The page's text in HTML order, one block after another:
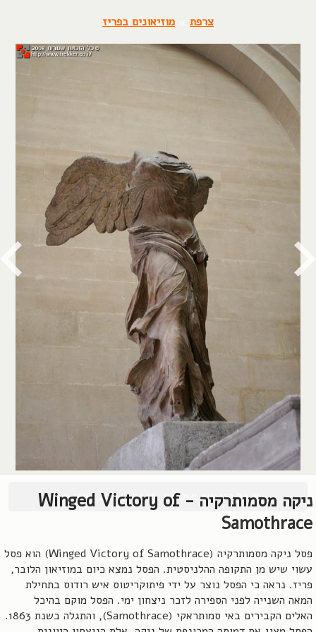
צרפת מוזיאונים בפריז
ניקה מסמותרקיה - Winged Victory of
Samothrace
פסל ניקה מסמותרקיה (Winged Victory of Samothrace) הוא פסל
עשוי שיש מן התקופה ההלניסטית. הפסל נמצא כיום במוזיאון הלובר,
פריז. נראה כי הפסל נוצר על ידי פיתוקריטוס איש רודוס בתחילת
המאה השנייה לפני הספירה לזכר ניצחון ימי. הפסל מוקם בהיכל
האלים הקבירים באי סמותראקי (Samothrace), והתגלה בשנת 1863.
© כל הזכויות שמורות, 2004-2026, אורן שץ